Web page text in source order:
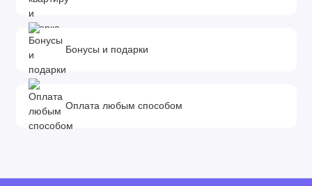
Бонусы и подарки
Оплата любым способом